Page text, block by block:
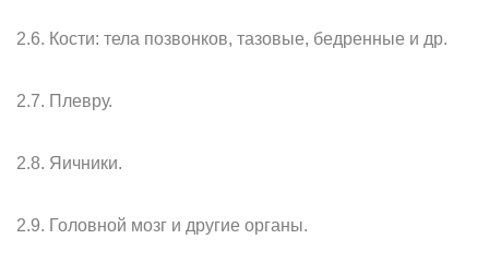
2.6. Кости: тела позвонков, тазовые, бедренные и др.
2.7. Плевру.
2.8. Яичники.
2.9. Головной мозг и другие органы.